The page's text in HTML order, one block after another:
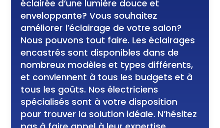
éclairée d’une lumière douce et
enveloppante? Vous souhaitez
améliorer l’éclairage de votre salon?
Nous pouvons tout faire. Les éclairages
encastrés sont disponibles dans de
nombreux modèles et types différents,
et conviennent à tous les budgets et à
tous les goûts. Nos électriciens
spécialisés sont à votre disposition
pour trouver la solution idéale. N’hésitez